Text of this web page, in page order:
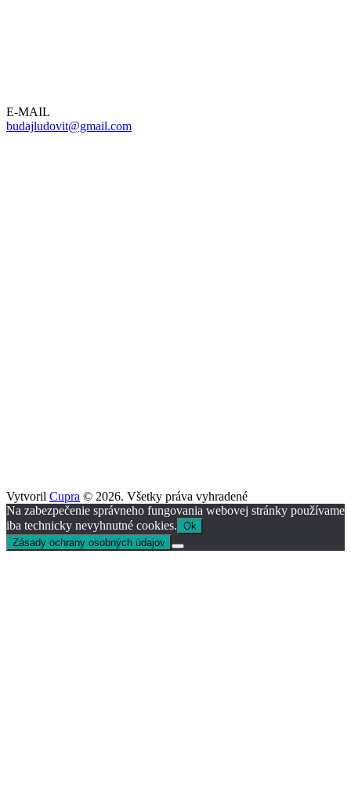
E-MAIL
budajludovit@gmail.com
Vytvoril Cupra © 2026. Všetky práva vyhradené
Na zabezpečenie správneho fungovania webovej stránky používame
iba technicky nevyhnutné cookies. Ok
Zásady ochrany osobných údajov